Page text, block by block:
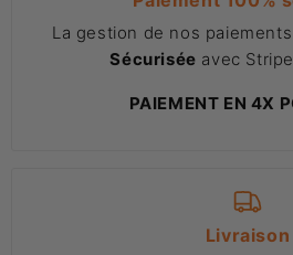
La gestion de nos
Sécurisée avec
PAIEMENT EN 4X
Livraison